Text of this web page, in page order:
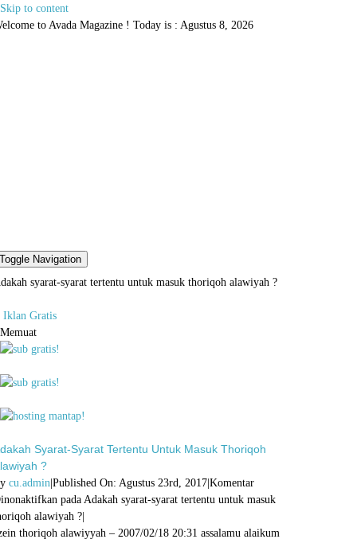
Skip to content
to Avada Magazine ! Today is : Agustus 8, 2026
Toggle Navigation
syarat-syarat tertentu untuk masuk thoriqoh alawiyah ?
Iklan Gratis
Memuat
Syarat-Syarat Tertentu Untuk Masuk Thoriqoh
?
cu.admin |Published On: Agustus 23rd, 2017 |Komentar
pada Adakah syarat-syarat tertentu untuk masuk
alawiyah ?
thoriqoh alawiyyah – 2007/02/18 20:31 assalamu alaikum